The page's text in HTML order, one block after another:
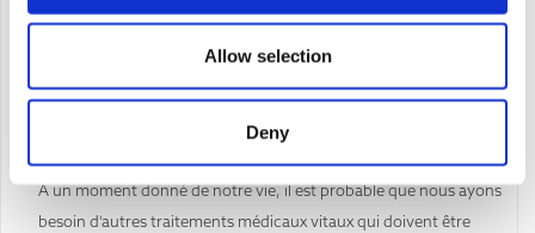
Allow selection
Deny
La peur des aiguilles ne doit pas nous empêcher de nous protéger
l'expérience de la vaccination aussi confortable que possible et de
À un moment donné de notre vie, il est probable que nous ayons
besoin d'autres traitements médicaux vitaux qui doivent être